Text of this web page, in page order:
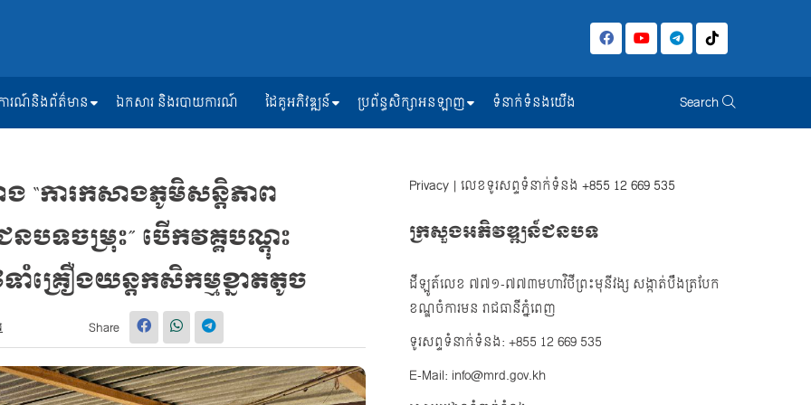
ការណ៍និងព័ត៌មាន ឯកសារ និងរបាយការណ៍ ដៃគូអភិវឌ្ឍន៍ ប្រព័ន្ធសិក្សាអនឡាញ ទំនាក់ទំនងយើង Search
“ការកសាងភូមិសន្តិភាព
ទចម្រុះ” បើកវគ្គបណ្តុះ
គ្រឿងយន្តកសិកម្មខ្នាតតូច
Share
Privacy | លេខទូរសព្ទទំនាក់ទំនង +855 12 669 535
ក្រសួងអភិវឌ្ឍន៍ជនបទ
ដីឡូត៍លេខ ៧៧១-៧៧៣មហាវិថីព្រះមុនីវង្ស សង្កាត់បឹងត្របែក
ខណ្ឌចំការមន រាជធានីភ្នំពេញ
ទូរសព្ទទំនាក់ទំនង: +855 12 669 535
E-Mail: info@mrd.gov.kh